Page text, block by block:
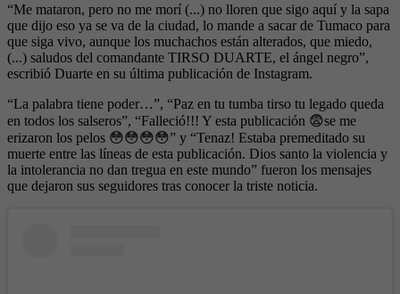
“Me mataron, pero no me morí (...) no lloren que sigo aquí y la sapa
que dijo eso ya se va de la ciudad, lo mande a sacar de Tumaco para
que siga vivo, aunque los muchachos están alterados, que miedo,
(...) saludos del comandante TIRSO DUARTE, el ángel negro”,
escribió Duarte en su última publicación de Instagram.
“La palabra tiene poder…”, “Paz en tu tumba tirso tu legado queda
en todos los salseros”, “Falleció!!! Y esta publicación 😨se me
erizaron los pelos 😳😳😳😳” y “Tenaz! Estaba premeditado su
muerte entre las líneas de esta publicación. Dios santo la violencia y
la intolerancia no dan tregua en este mundo” fueron los mensajes
que dejaron sus seguidores tras conocer la triste noticia.